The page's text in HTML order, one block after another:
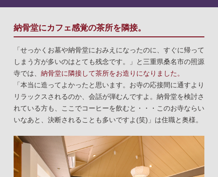
納骨堂にカフェ感覚の茶所を隣接。
「せっかくお墓や納骨堂におみえになったのに、すぐに帰って
しまう方が多いのはとても残念です。」と三重県桑名市の照源
寺では、 納骨堂に隣接して茶所をお造りになりました。
「本当に造ってよかったと思います。お寺の応接間に通すより
リラックスされるのか、会話が弾むんですよ。納骨堂を検討さ
れている方も、ここでコーヒーを飲むと・・・このお寺ならい
いなあと、決断されることも多いですよ(笑)」は住職と奥様。